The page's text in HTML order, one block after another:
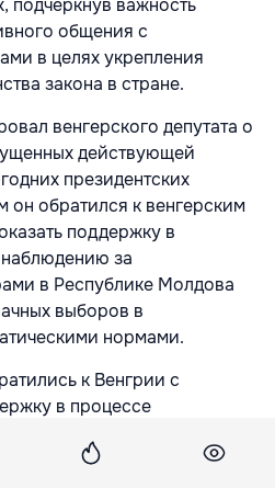
подчеркнув важность
общения с
в целях укрепления
закона в стране.
венгерского депутата о
действующей
президентских
он обратился к венгерским
поддержку в
за
в Республике Молдова
выборов в
нормами.
к Венгрии с
в процессе
риски, возникающие